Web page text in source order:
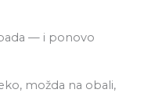
— i ponovo
možda na obali,